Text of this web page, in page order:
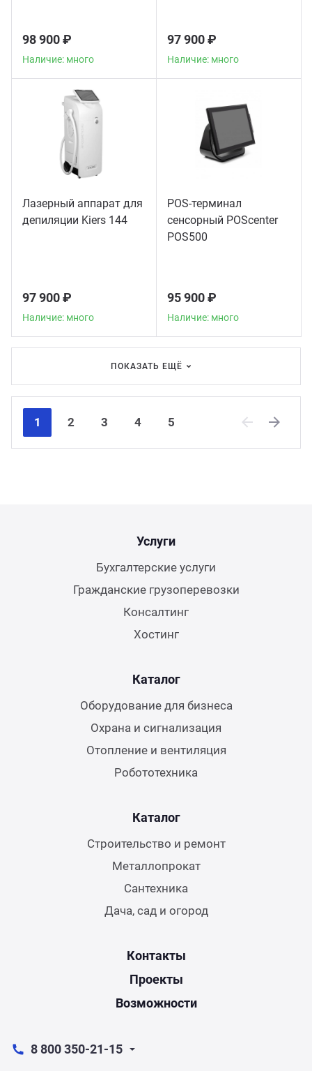
98 900 ₽
Наличие: много
97 900 ₽
Наличие: много
Лазерный аппарат для
депиляции Kiers 144
97 900 ₽
Наличие: много
POS-терминал
сенсорный POScenter
POS500
95 900 ₽
Наличие: много
ПОКАЗАТЬ ЕЩЁ
1 2 3 4
5
Услуги
Бухгалтерские услуги
Гражданские грузоперевозки
Консалтинг
Хостинг
Каталог
Оборудование для бизнеса
Охрана и сигнализация
Отопление и вентиляция
Робототехника
Каталог
Строительство и ремонт
Металлопрокат
Сантехника
Дача, сад и огород
Контакты
Проекты
Возможности
8 800 350-21-15